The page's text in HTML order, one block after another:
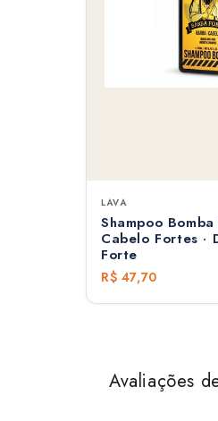
LAVA
Shampoo
Cabelo Fortes ·
Forte
R$ 47,70
Avaliações